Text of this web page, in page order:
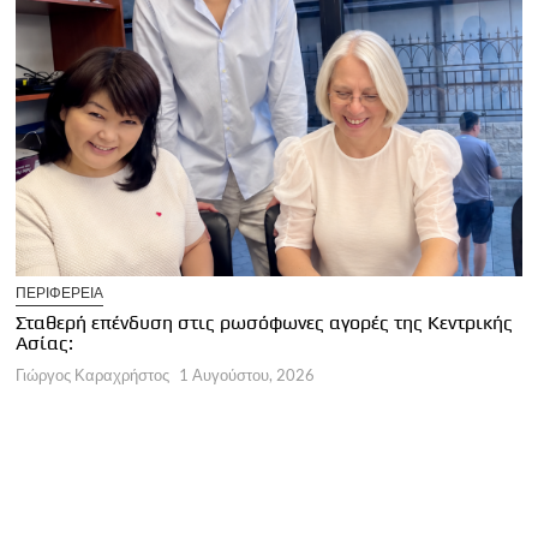
ΠΕΡΙΦΕΡΕΙΑ
Σταθερή επένδυση στις ρωσόφωνες αγορές της Κεντρικής
Ασίας:
Γιώργος Καραχρήστος 1 Αυγούστου, 2026